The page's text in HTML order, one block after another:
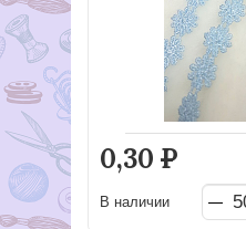
0,30 Р
В наличии